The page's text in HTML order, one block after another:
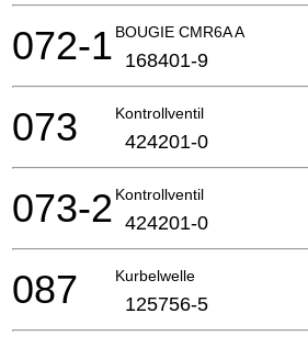
BOUGIE CMR6A A
072-1 168401-9
Kontrollventil
073 424201-0
Kontrollventil
073-2 424201-0
Kurbelwelle
087 125756-5